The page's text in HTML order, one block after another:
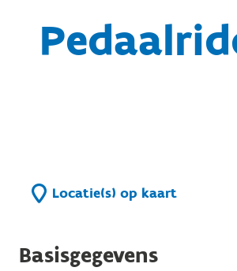
Locatie(s) op kaart
Basisgegevens